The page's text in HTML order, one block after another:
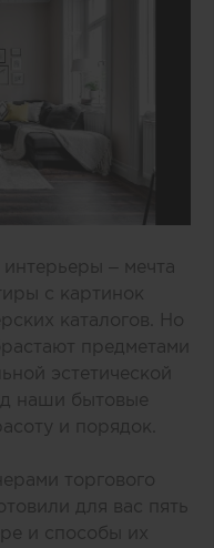
– мечта
с картинок
каталогов. Но
предметами
эстетической
наши бытовые
и порядок.
торгового
для вас пять
и способы их